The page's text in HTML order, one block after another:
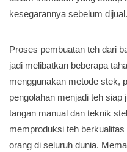
kesegarannya sebelum dijual.
Proses pembuatan teh dari
jadi melibatkan beberapa
menggunakan metode stek,
pengolahan menjadi teh
tangan manual dan teknik
memproduksi teh
orang di seluruh dunia.